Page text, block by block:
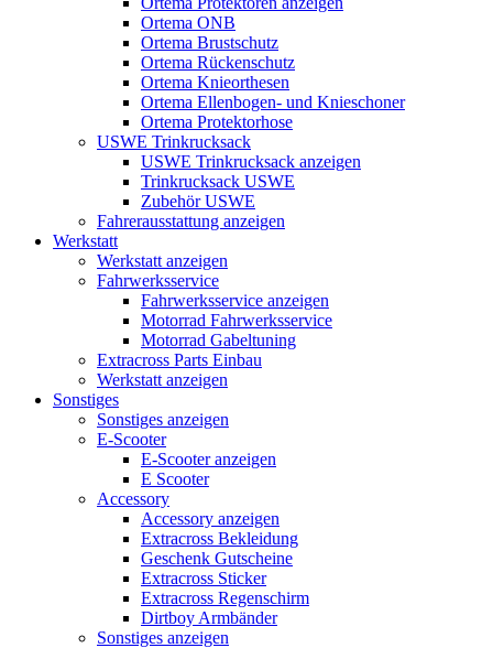
Ortema ONB
Ortema Brustschutz
Ortema Rückenschutz
Ortema Knieorthesen
Ortema Ellenbogen- und Knieschoner
Ortema Protektorhose
USWE Trinkrucksack
USWE Trinkrucksack anzeigen
Trinkrucksack USWE
Zubehör USWE
Fahrerausstattung anzeigen
Werkstatt
Werkstatt anzeigen
Fahrwerksservice
Fahrwerksservice anzeigen
Motorrad Fahrwerksservice
Motorrad Gabeltuning
Extracross Parts Einbau
Werkstatt anzeigen
Sonstiges
Sonstiges anzeigen
E-Scooter
E-Scooter anzeigen
E Scooter
Accessory
Accessory anzeigen
Extracross Bekleidung
Geschenk Gutscheine
Extracross Sticker
Extracross Regenschirm
Dirtboy Armbänder
Sonstiges anzeigen